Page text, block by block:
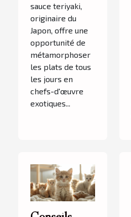
sauce teriyaki,
originaire du
Japon, offre une
opportunité de
métamorphoser
les plats de tous
les jours en
chefs-d'œuvre
exotiques...